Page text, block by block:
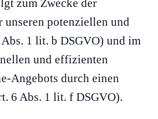
zum Zwecke der
potenziellen und
1 lit. b DSGVO) und im
und effizienten
Angebots durch einen
6 Abs. 1 lit. f DSGVO).